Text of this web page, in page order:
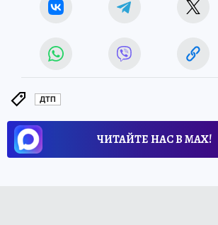
ДТП
ЧИТАЙТЕ НАС В МАХ!